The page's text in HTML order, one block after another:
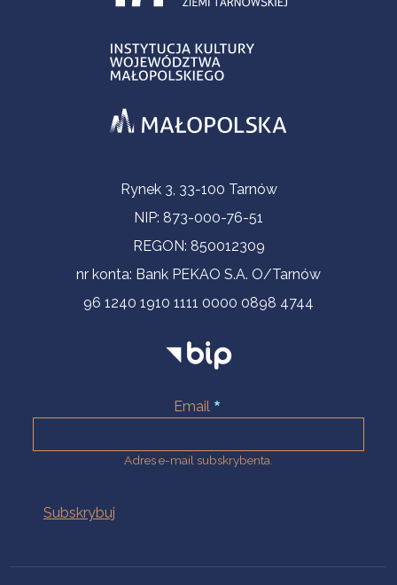
Informacje kontaktoweRynek 3, 33-100 Tarnów
NIP: 873-000-76-51
REGON: 850012309
nr konta: Bank PEKAO S.A. O/Tarnów
96 1240 1910 1111 0000 0898 4744
Email
Adres e-mail subskrybenta.